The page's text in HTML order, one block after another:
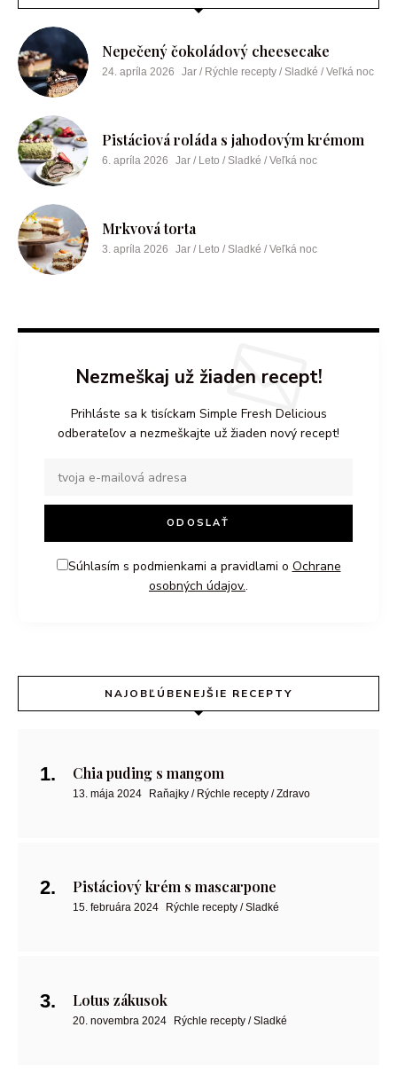
Nepečený čokoládový cheesecake
24. apríla 2026 Jar / Rýchle recepty / Sladké / Veľká noc
Pistáciová roláda s jahodovým krémom
6. apríla 2026 Jar / Leto / Sladké / Veľká noc
Mrkvová torta
3. apríla 2026 Jar / Leto / Sladké / Veľká noc
Nezmeškaj už žiaden recept!
Prihláste sa k tisíckam Simple Fresh Delicious
odberateľov a nezmeškajte už žiaden nový recept!
Súhlasím s podmienkami a pravidlami o Ochrane
osobných údajov..
NAJOBĽÚBENEJŠIE RECEPTY
Chia puding s mangom
13. mája 2024 Raňajky / Rýchle recepty / Zdravo
Pistáciový krém s mascarpone
15. februára 2024 Rýchle recepty / Sladké
Lotus zákusok
20. novembra 2024 Rýchle recepty / Sladké